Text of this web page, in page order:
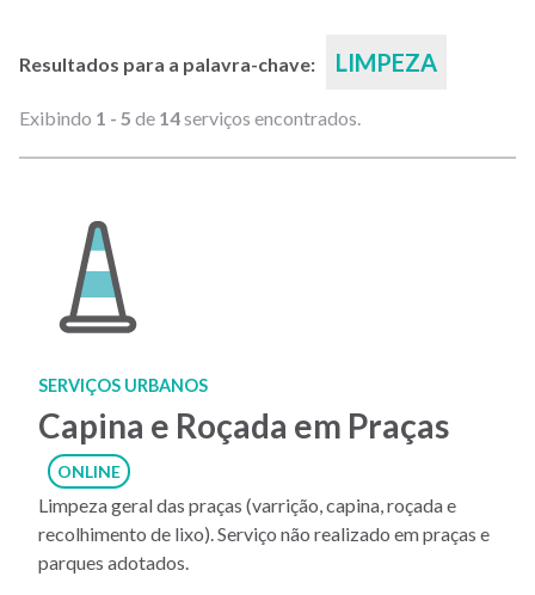
Resultados para a palavra-chave: LIMPEZA
Exibindo 1 - 5 de 14serviços encontrados.
SERVIÇOS URBANOS
Capina e Roçada em Praças
ONLINE
Limpeza geral das praças (varrição, capina, roçada e
recolhimento de lixo). Serviço não realizado em praças e
parques adotados.